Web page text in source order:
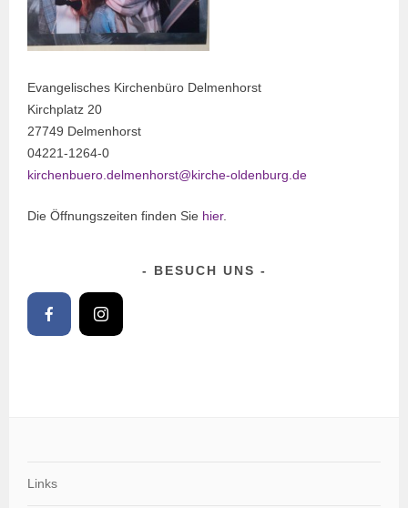
Evangelisches Kirchenbüro Delmenhorst
Kirchplatz 20
27749 Delmenhorst
04221-1264-0
kirchenbuero.delmenhorst@kirche-oldenburg.de
Die Öffnungszeiten finden Sie hier.
BESUCH UNS
Links